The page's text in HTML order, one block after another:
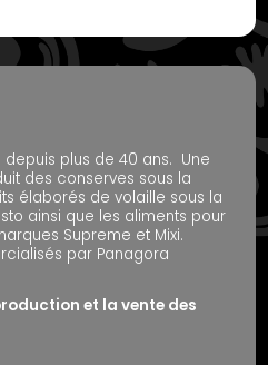
depuis plus de 40 ans. Une
des conserves sous la
élaborés de volaille sous la
ainsi que les aliments pour
Supreme et Mixi.
par Panagora
et la vente des